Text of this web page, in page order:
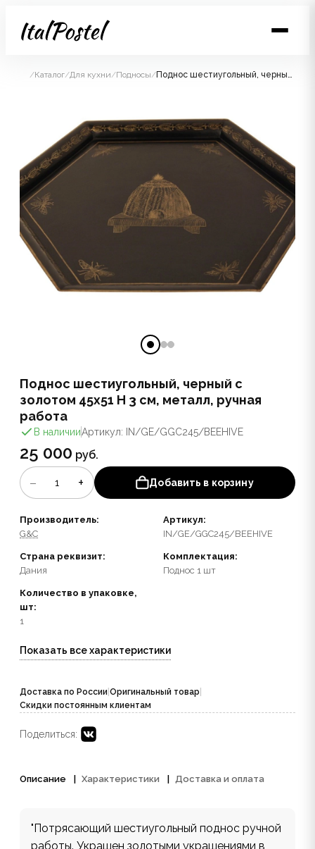
/Каталог/Для кухни/Подносы/ Поднос шестиугольный, черный с золотом 45х51 Н 3 см, металл, ручная работа
Поднос шестиугольный, черный с
золотом 45х51 Н 3 см, металл, ручная
работа
В наличииАртикул: IN/GE/GGC245/BEEHIVE
25 000 руб.
− 1 + Добавить в корзину
Производитель:
G&C
Артикул:
IN/GE/GGC245/BEEHIVE
Страна реквизит:
Дания
Комплектация:
Поднос 1 шт
Количество в упаковке,
шт:
1
Показать все характеристики
Доставка по России Оригинальный товар
Скидки постоянным клиентам
Поделиться:
Описание Характеристики Доставка и оплата
"Потрясающий шестиугольный поднос ручной
работы. Украшен золотыми украшениями в